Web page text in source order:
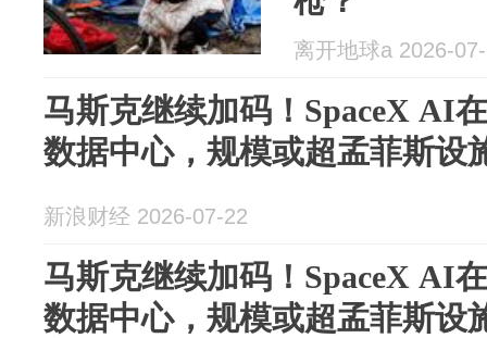
离开地球a 2026-
马斯克继续加码！SpaceX AI
数据中心，规模或超孟菲斯设
新浪财经 2026-07-22
马斯克继续加码！SpaceX AI
数据中心，规模或超孟菲斯设